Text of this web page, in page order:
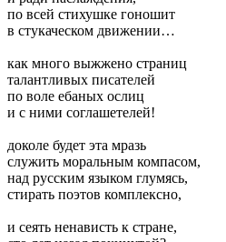
по всей стихушке гоношит
в стукаческом движении…
как много выжжено страниц
талантливых писателей
по воле ебаных ослиц
и с ними соглашетелей!
доколе будет эта мразь
служить моральным компасом,
над русским языком глумясь,
стирать поэтов комплексно,
и сеять ненависть к стране,